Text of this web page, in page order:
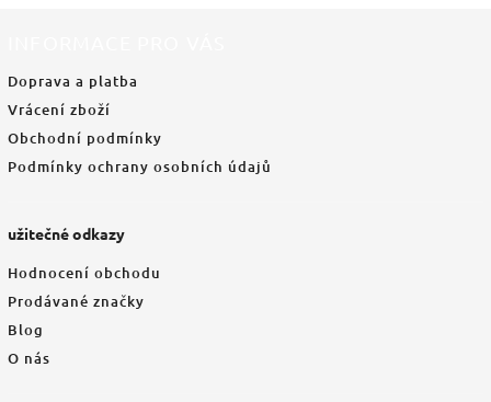
Doprava a platba
Vrácení zboží
Obchodní podmínky
Podmínky ochrany osobních údajů
užitečné odkazy
Hodnocení obchodu
Prodávané značky
Blog
O nás